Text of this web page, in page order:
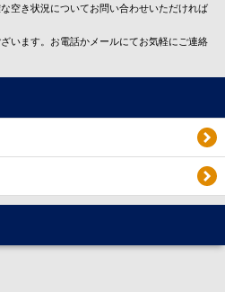
空き状況についてお問い合わせいただければ
います。お電話かメールにてお気軽にご連絡